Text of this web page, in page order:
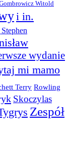
Witold
i in.
wydanie
mi mamo
Terry Rowling
Skoczylas
Zespół